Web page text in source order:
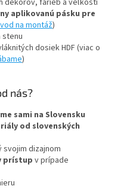
dekorov, farieb a veľkostí
aplikovanú pásku pre
na montáž)
stenu
dosiek HDF (viac o
)
nás?
sami na Slovensku
od slovenských
dizajnom
prístup v prípade